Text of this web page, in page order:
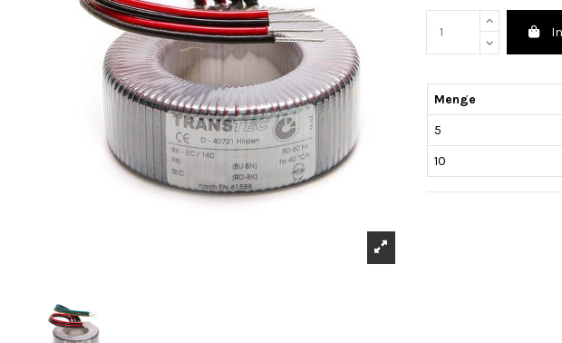
Menge
5
10